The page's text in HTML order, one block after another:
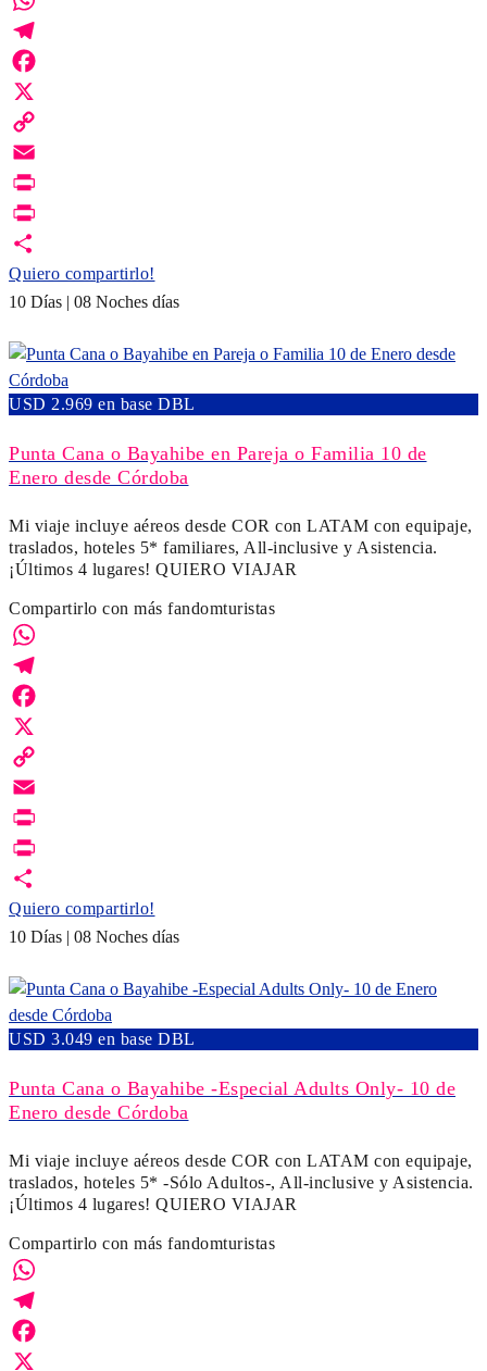
WhatsApp
Telegram
Facebook
X
Copy
Link
Email
Print
PrintFriendly
Quiero compartirlo!
10 Días | 08 Noches días
USD 2.969 en base DBL
Punta Cana o Bayahibe en Pareja o Familia 10 de
Enero desde Córdoba
Mi viaje incluye aéreos desde COR con LATAM con equipaje,
traslados, hoteles 5* familiares, All-inclusive y Asistencia.
¡Últimos 4 lugares! QUIERO VIAJAR
Compartirlo con más fandomturistas
WhatsApp
Telegram
Facebook
X
Copy
Link
Email
Print
PrintFriendly
Quiero compartirlo!
10 Días | 08 Noches días
USD 3.049 en base DBL
Punta Cana o Bayahibe -Especial Adults Only- 10 de
Enero desde Córdoba
Mi viaje incluye aéreos desde COR con LATAM con equipaje,
traslados, hoteles 5* -Sólo Adultos-, All-inclusive y Asistencia.
¡Últimos 4 lugares! QUIERO VIAJAR
Compartirlo con más fandomturistas
WhatsApp
Telegram
Facebook